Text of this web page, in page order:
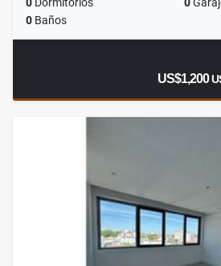
0 Dormitorios 0
0 Baños
US$1,200